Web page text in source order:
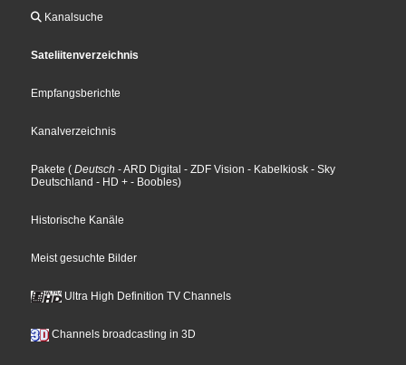
Kanalsuche
Sateliitenverzeichnis
Empfangsberichte
Kanalverzeichnis
Pakete ( Deutsch - ARD Digital - ZDF Vision - Kabelkiosk - Sky
Deutschland - HD + - Boobles)
Historische Kanäle
Meist gesuchte Bilder
Ultra High Definition TV Channels
Channels broadcasting in 3D